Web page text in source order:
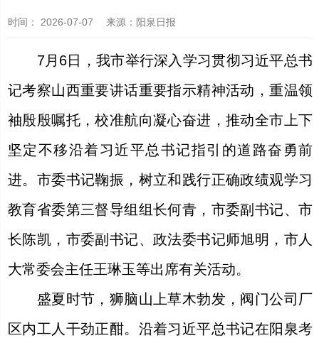
时间： 2026-07-07 来源 ：阳泉日报
7月6日，我市举行深入学习贯彻习近平总书
记考察山西重要讲话重要指示精神活动，重温领
袖殷殷嘱托，校准航向凝心奋进，推动全市上下
坚定不移沿着习近平总书记指引的道路奋勇前
进。市委书记鞠振，树立和践行正确政绩观学习
教育省委第三督导组组长何青，市委副书记、市
长陈凯，市委副书记、政法委书记师旭明，市人
大常委会主任王琳玉等出席有关活动。
盛夏时节，狮脑山上草木勃发，阀门公司厂
区内工人干劲正酣。沿着习近平总书记在阳泉考